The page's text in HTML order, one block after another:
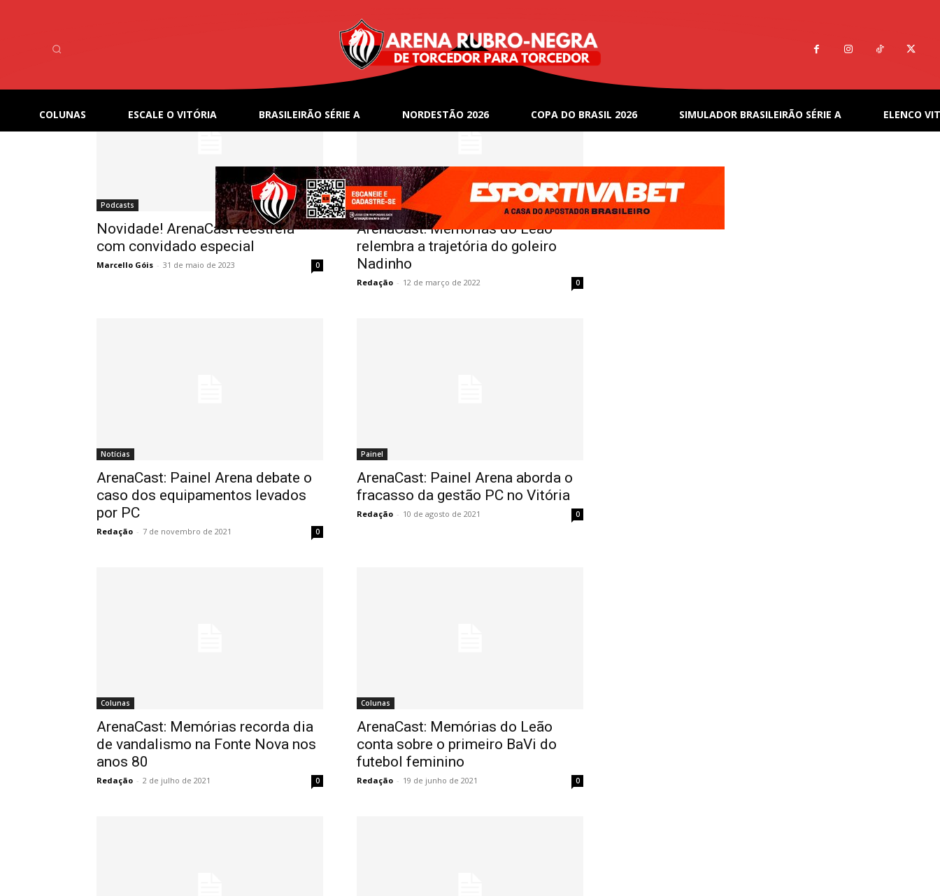
COLUNAS ESCALE O VITÓRIA BRASILEIRÃO SÉRIE A NORDESTÃO 2026 COPA DO BRASIL 2026 SIMULADOR BRASILEIRÃO SÉRIE A ELENCO
Podcasts
Novidade! ArenaCast reestreia
com convidado especial
Marcello Góis - 31 de maio de 2023 0
Memórias do Leão
ArenaCast: Memórias do Leão
relembra a trajetória do goleiro
Nadinho
Redação - 12 de março de 2022 0
Notícias
ArenaCast: Painel Arena debate o
caso dos equipamentos levados
por PC
Redação - 7 de novembro de 2021 0
Painel
ArenaCast: Painel Arena aborda o
fracasso da gestão PC no Vitória
Redação - 10 de agosto de 2021 0
Colunas
ArenaCast: Memórias recorda dia
de vandalismo na Fonte Nova nos
anos 80
Redação - 2 de julho de 2021 0
Colunas
ArenaCast: Memórias do Leão
conta sobre o primeiro BaVi do
futebol feminino
Redação - 19 de junho de 2021 0